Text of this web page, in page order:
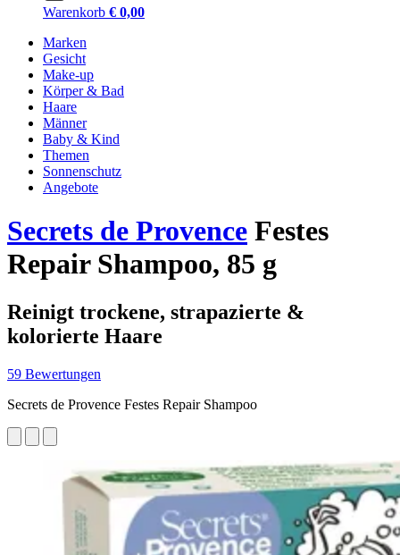
Warenkorb € 0,00
Marken
Gesicht
Make-up
Körper & Bad
Haare
Männer
Baby & Kind
Themen
Sonnenschutz
Angebote
Secrets de Provence Festes
Repair Shampoo, 85 g
Reinigt trockene, strapazierte &
kolorierte Haare
59 Bewertungen
Secrets de Provence Festes Repair Shampoo